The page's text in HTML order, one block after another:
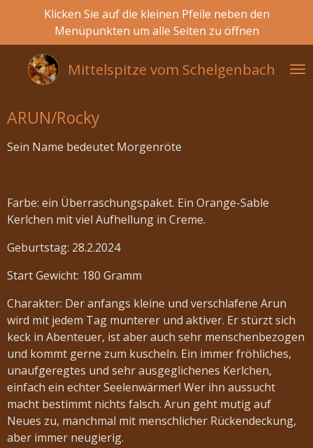
Hauptinhalt
springen
Mittelspitze vom Schelgenbach
Klicken Sie auf die kleinen Pfeile neben den
Menüpunkten um alle Seiten zu öffnen
ARUN/Rocky
Sein Name bedeutet Morgenröte
Farbe: ein Überraschungspaket. Ein Orange-Sable
Kerlchen mit viel Aufhellung in Creme.
Geburtstag: 28.2.2024
Start Gewicht: 180 Gramm
Charakter: Der anfangs kleine und verschlafene Arun
wird mit jedem Tag munterer und aktiver. Er stürzt sich
keck in Abenteuer, ist aber auch sehr menschenbezogen
und kommt gerne zum kuscheln. Ein immer fröhliches,
unaufgeregtes und sehr ausgeglichenes Kerlchen,
einfach ein echter Seelenwärmer! Wer ihn aussucht
macht bestimmt nichts falsch. Arun geht mutig auf
Neues zu, manchmal mit menschlicher Rückendeckung,
aber immer neugierig.